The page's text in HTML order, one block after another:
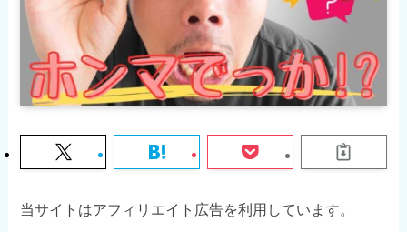
当サイトはアフィリエイト広告を利用しています。